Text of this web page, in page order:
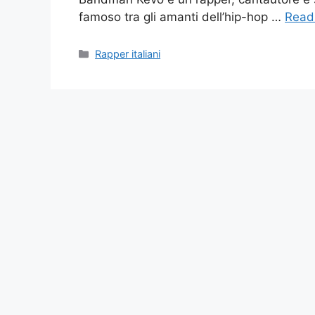
famoso tra gli amanti dell’hip-hop …
Categories
Rapper italiani